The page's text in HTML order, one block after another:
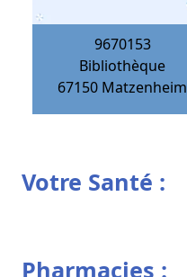
9670153
Bibliothèque
67150 Matzenheim
Votre Santé :
Pharmacies :